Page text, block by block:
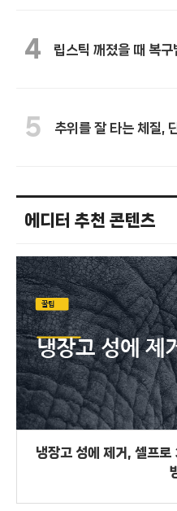
4 립스틱 깨졌을 때 복
5 추위를 잘 타는 체질,
에디터 추천 콘텐츠
냉장고 성에 제거, 셀프